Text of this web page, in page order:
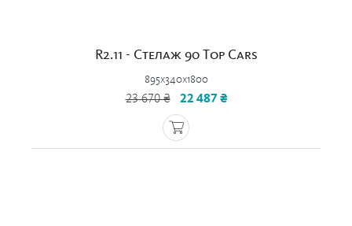
R2.11 - Стелаж 90 Top Cars
895x340x1800
23 670 ₴ 22 487 ₴